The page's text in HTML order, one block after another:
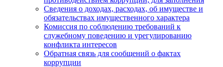
Сведения о доходах, расходах, об имуществе и
обязательствах имущественного характера
Комиссия по соблюдению требований к
служебному поведению и урегулированию
конфликта интересов
Обратная связь для сообщений о фактах
коррупции